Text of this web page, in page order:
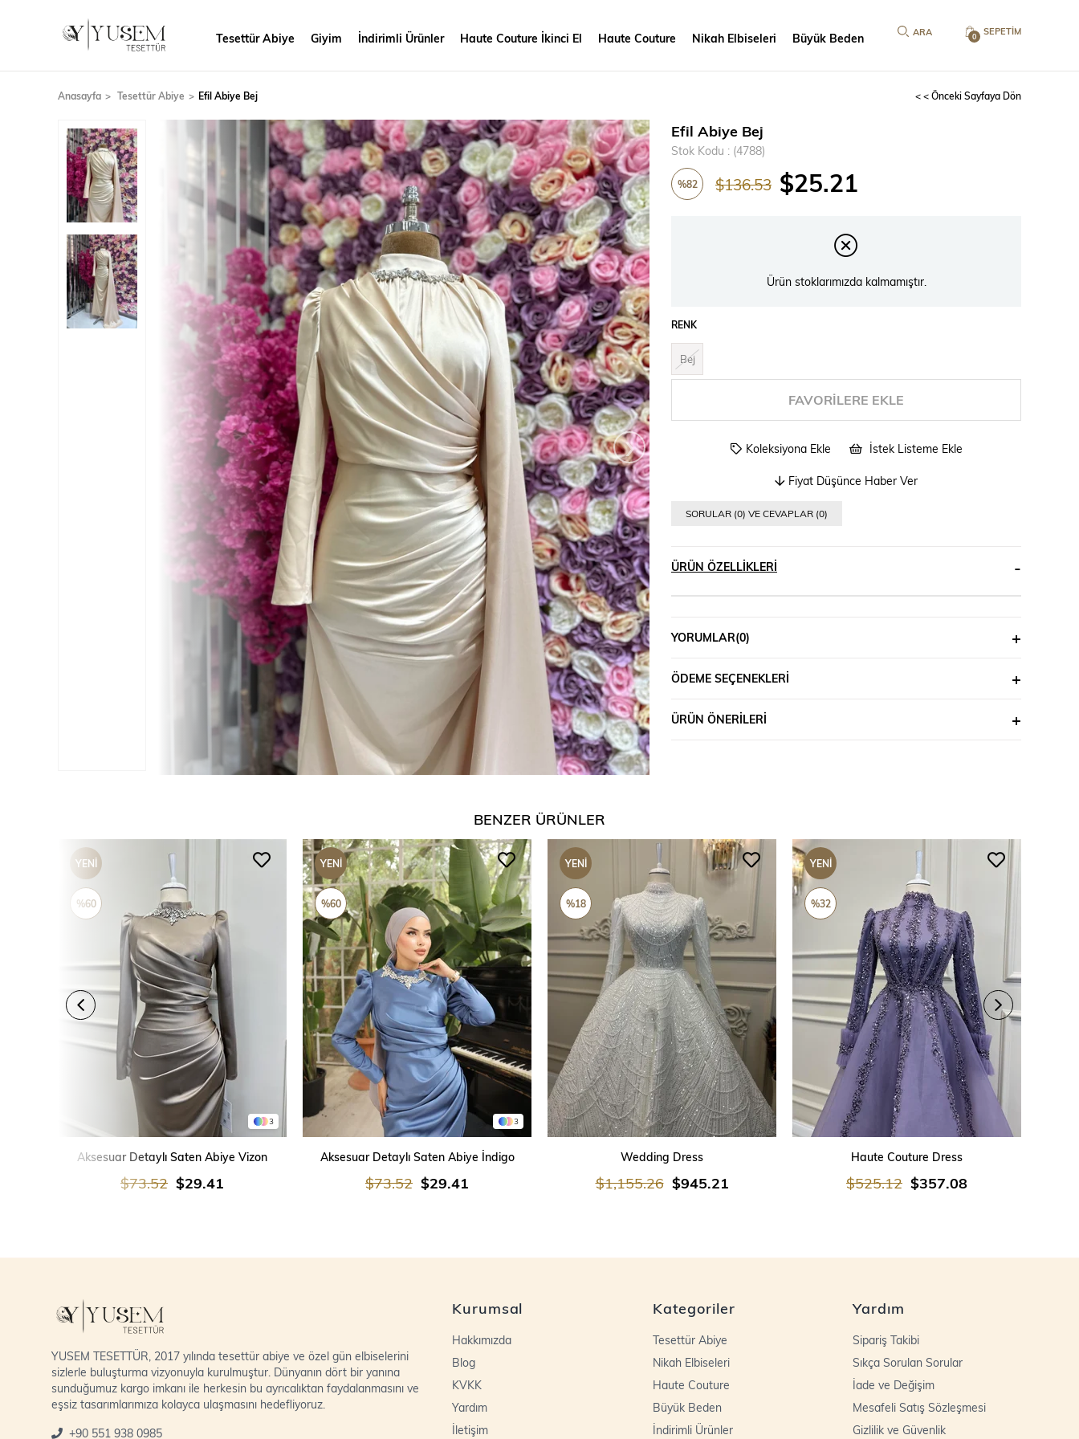
SEPETIM
0
Tesettür Abiye Giyim İndirimli Ürünler Haute Couture İkinci El Haute Couture Nikah Elbiseleri Büyük Beden
Anasayfa Tesettür Abiye Efil Abiye Bej < < Önceki Sayfaya Dön
›
Efil Abiye Bej
Stok Kodu (4788)
%82 $136.53 $25.21
Ürün stoklarımızda kalmamıştır.
RENK
Bej
FAVORILERE EKLE
Koleksiyona Ekle İstek Listeme Ekle
Fiyat Düşünce Haber Ver
SORULAR (0) VE CEVAPLAR (0)
ÜRÜN ÖZELLIKLERI
YORUMLAR(0)
ÖDEME SEÇENEKLERI
ÜRÜN ÖNERILERI
BENZER ÜRÜNLER
3
Aksesuar Detaylı Saten Abiye Vizon
$29.41
$73.52
YENI
ÜRÜN
%60
3
Aksesuar Detaylı Saten Abiye İndigo
$29.41
$73.52
YENI
ÜRÜN
%60
Wedding Dress
$945.21
$1,155.26
YENI
ÜRÜN
%18
Haute Couture Dress
$357.08
$525.12
YENI
ÜRÜN
%32
YUSEM TESETTÜR, 2017 yılında tesettür abiye ve özel gün elbiselerini
sizlerle buluşturma vizyonuyla kurulmuştur. Dünyanın dört bir yanına
sunduğumuz kargo imkanı ile herkesin bu ayrıcalıktan faydalanmasını ve
eşsiz tasarımlarımıza kolayca ulaşmasını hedefliyoruz.
+90 551 938 0985
Kurumsal
Hakkımızda
Blog
KVKK
Yardım
İletişim
Kategoriler
Tesettür Abiye
Nikah Elbiseleri
Haute Couture
Büyük Beden
İndirimli Ürünler
Yardım
Sipariş Takibi
Sıkça Sorulan Sorular
İade ve Değişim
Mesafeli Satış Sözleşmesi
Gizlilik ve Güvenlik